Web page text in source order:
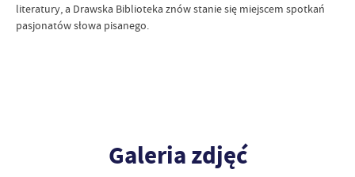
literatury, a Drawska Biblioteka znów stanie się miejscem spotkań
pasjonatów słowa pisanego.
Galeria zdjęć